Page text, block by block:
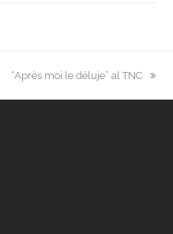
next
“Après moi le déluje” al TNC